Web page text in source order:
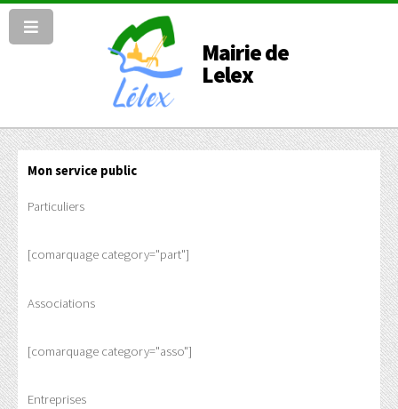
Mairie de
Lelex
Mon service public
Particuliers
[comarquage category="part"]
Associations
[comarquage category="asso"]
Entreprises